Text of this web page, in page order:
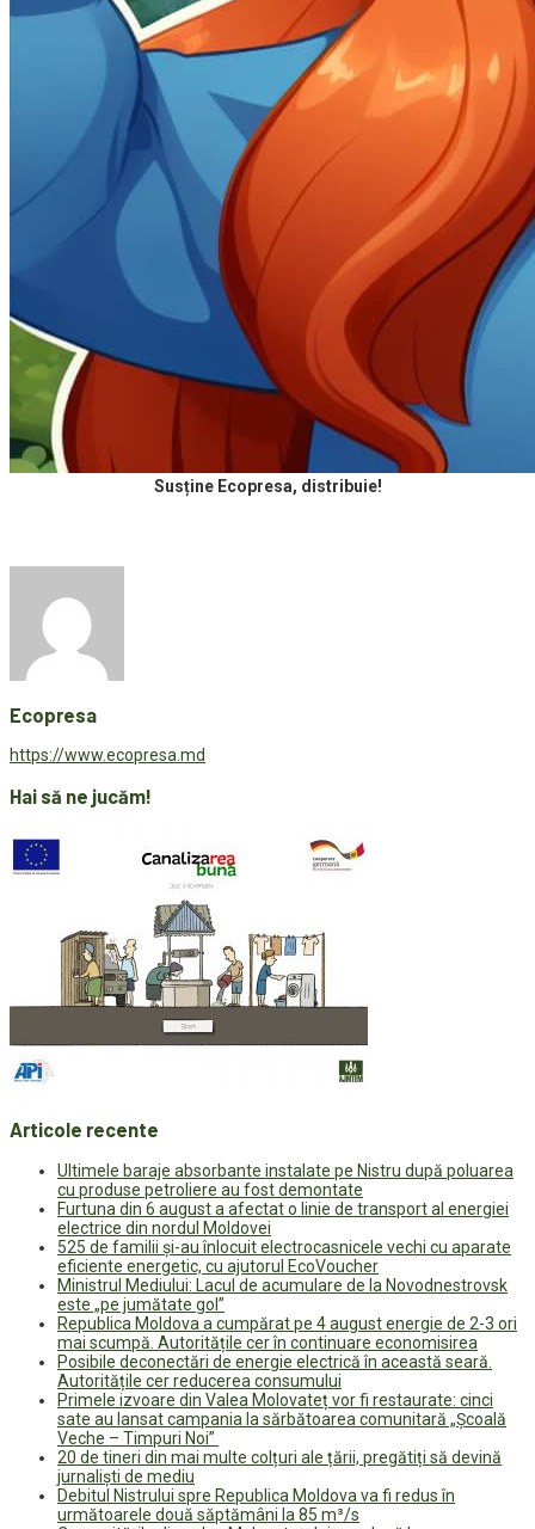
Susține Ecopresa, distribuie!
Ecopresa
https://www.ecopresa.md
Hai să ne jucăm!
Articole recente
Ultimele baraje absorbante instalate pe Nistru după poluarea
cu produse petroliere au fost demontate
Furtuna din 6 august a afectat o linie de transport al energiei
electrice din nordul Moldovei
525 de familii și-au înlocuit electrocasnicele vechi cu aparate
eficiente energetic, cu ajutorul EcoVoucher
Ministrul Mediului: Lacul de acumulare de la Novodnestrovsk
este „pe jumătate gol”
Republica Moldova a cumpărat pe 4 august energie de 2-3 ori
mai scumpă. Autoritățile cer în continuare economisirea
Posibile deconectări de energie electrică în această seară.
Autoritățile cer reducerea consumului
Primele izvoare din Valea Molovateț vor fi restaurate: cinci
sate au lansat campania la sărbătoarea comunitară „Școală
Veche – Timpuri Noi”
20 de tineri din mai multe colțuri ale țării, pregătiți să devină
jurnaliști de mediu
Debitul Nistrului spre Republica Moldova va fi redus în
următoarele două săptămâni la 85 m³/s